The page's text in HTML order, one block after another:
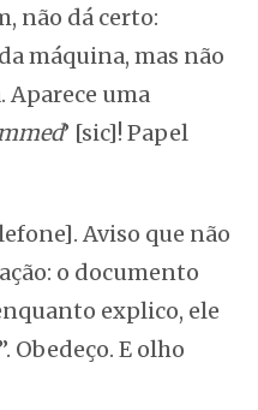
não dá certo:
máquina, mas não
Aparece uma
’ [sic]! Papel
Aviso que não
o documento
explico, ele
”. Obedeço. E olho